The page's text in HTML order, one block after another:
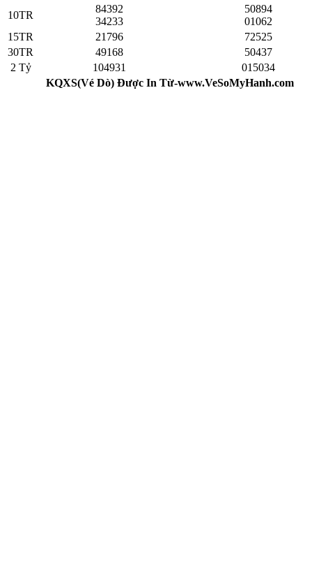
10TR
84392
34233
50894
01062
15TR
21796
72525
30TR
49168
50437
2 Tỷ
104931
015034
KQXS(Vé Dò) Được In Từ-www.VeSoMyHanh.com